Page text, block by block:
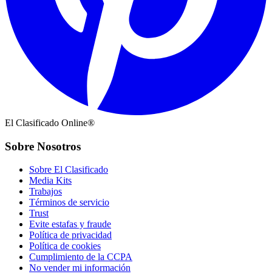
El Clasificado Online®
Sobre Nosotros
Sobre El Clasificado
Media Kits
Trabajos
Términos de servicio
Trust
Evite estafas y fraude
Política de privacidad
Política de cookies
Cumplimiento de la CCPA
No vender mi información